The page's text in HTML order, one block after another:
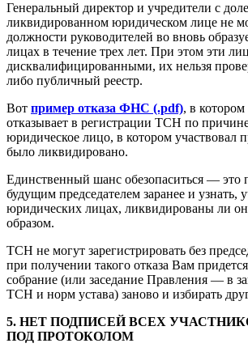
Генеральный директор и учредители с
ликвидированном юридическом лице не
должности руководителей во вновь
лицах в течение трех лет. При этом эти
дисквалифицированными, их нельзя
либо публичный реестр.
Вот пример отказа ФНС (.pdf), в котором
отказывает в регистрации ТСН по
юридическое лицо, в котором участвовал
было ликвидировано.
Единственный шанс обезопаситься — это
будущим председателем заранее и узнать,
юридических лицах, ликвидированы ли
образом.
ТСН не могут зарегистрировать без
при получении такого отказа Вам
собрание (или заседание Правления — в
ТСН и норм устава) заново и избирать
5. НЕТ ПОДПИСЕЙ ВСЕХ
ПОД ПРОТОКОЛОМ